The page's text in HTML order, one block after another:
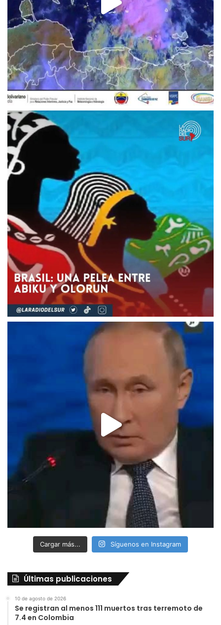
Cargar más... Síguenos en Instagram
Últimas publicaciones
10 de agosto de 2026
Se registran al menos 111 muertos tras terremoto de
7.4 en Colombia